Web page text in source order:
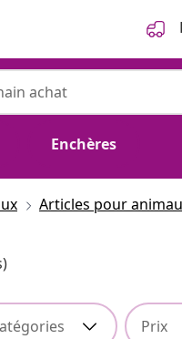
Enchères
Articles pour
Prix